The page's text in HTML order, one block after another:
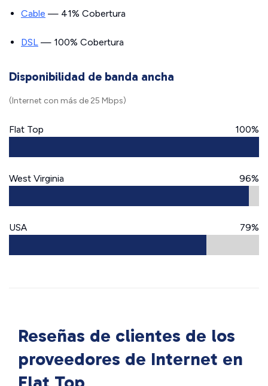
Cable — 41% Cobertura
DSL — 100% Cobertura
Disponibilidad de banda ancha
(Internet con más de 25 Mbps)
Flat Top 100%
West Virginia 96%
USA 79%
Reseñas de clientes de los
proveedores de Internet en